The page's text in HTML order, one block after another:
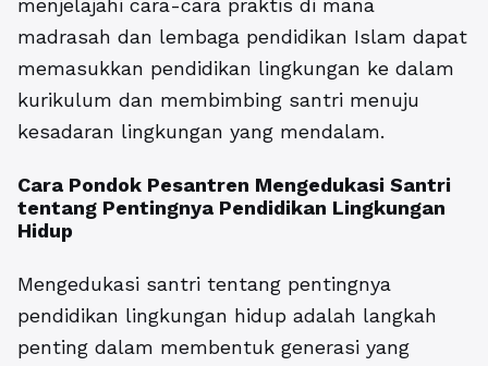
menjelajahi cara-cara praktis di mana
madrasah dan lembaga pendidikan Islam dapat
memasukkan pendidikan lingkungan ke dalam
kurikulum dan membimbing santri menuju
kesadaran lingkungan yang mendalam.
Cara Pondok Pesantren Mengedukasi Santri
tentang Pentingnya Pendidikan Lingkungan
Hidup
Mengedukasi santri tentang pentingnya
pendidikan lingkungan hidup adalah langkah
penting dalam membentuk generasi yang